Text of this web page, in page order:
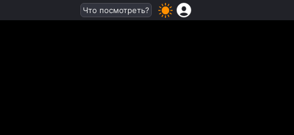
Что посмотреть?